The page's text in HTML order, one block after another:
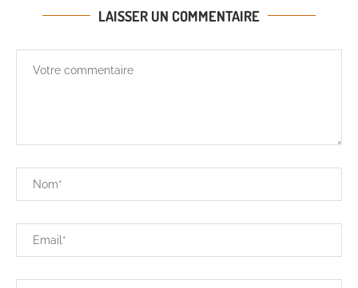
LAISSER UN COMMENTAIRE